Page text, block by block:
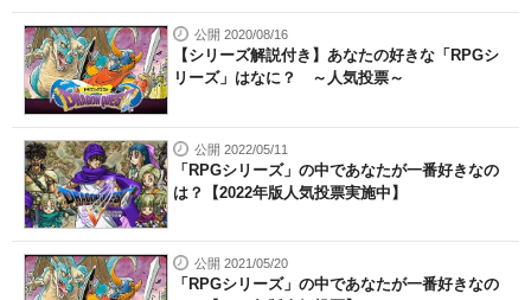
公開 2020/08/16
【シリーズ解説付き】あなたの好きな「RPGシ
リーズ」はなに？ ～人気投票～
公開 2022/05/11
「RPGシリーズ」の中であなたが一番好きなの
は？【2022年版人気投票実施中】
公開 2021/05/20
「RPGシリーズ」の中であなたが一番好きなの